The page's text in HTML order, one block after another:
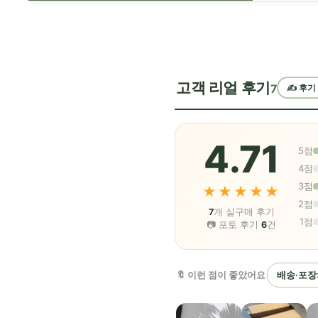
고객 리얼 후기7 ✍️ 후기
4.71
★★★★★
7개 실구매 후기
📷 포토 후기 6건
5점
4점
3점
2점
1점
🔖 이런 점이 좋았어요 배송·포장